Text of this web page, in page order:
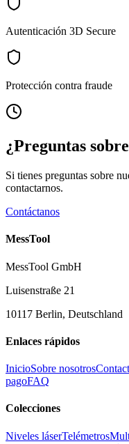
Autenticación 3D Secure
Protección contra fraude
¿Preguntas
Si tienes preguntas sobre
contactarnos.
Contáctanos
MessTool
MessTool GmbH
Luisenstraße 21
10117 Berlin, Deutschland
Enlaces rápidos
InicioSobre nosotros
pagoFAQ
Colecciones
Niveles láserTelémetros